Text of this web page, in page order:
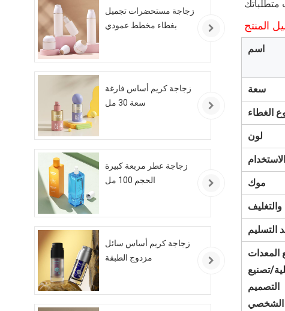
المنتج
اسم
سعة
الغطاء
لون
الاستخدام
موك
والتغليف
التسليم
المعدات
تصنيع
التصميم
الشخصي
زجاجة مستحضرات تجميل
بغطاء مخطط عمودي
زجاجة كريم أساس فارغة
سعة 30 مل
زجاجة عطر مربعة كبيرة
الحجم 100 مل
زجاجة كريم أساس سائل
مزدوج الطبقة